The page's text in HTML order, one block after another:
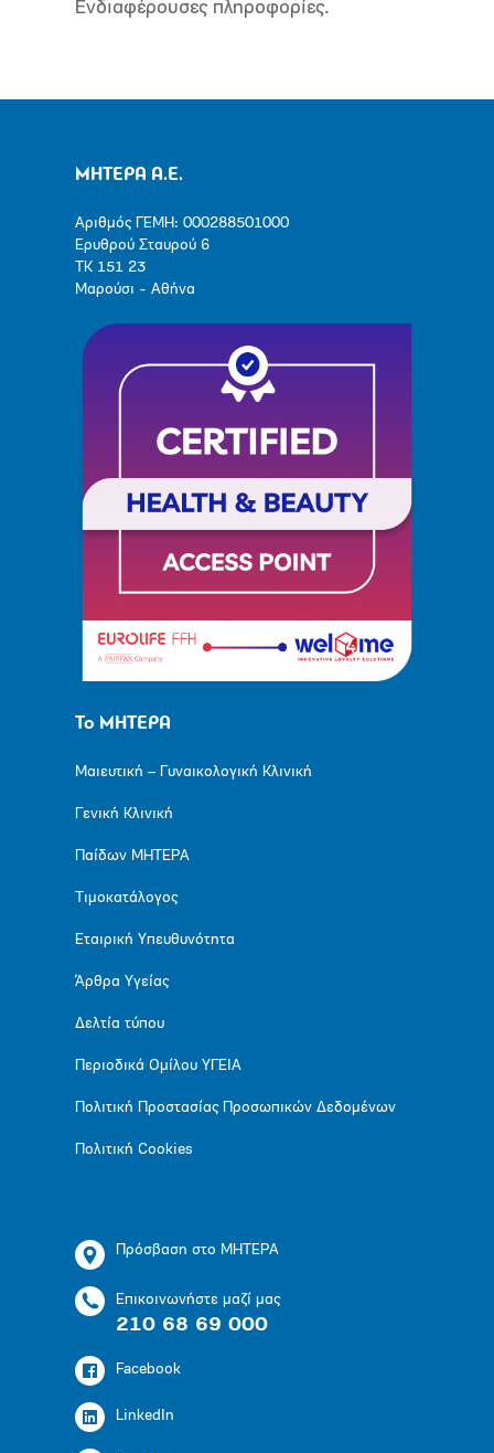
Ενδιαφέρουσες πληροφορίες.
ΜΗΤΕΡΑ Α.Ε.
Αριθμός ΓΕΜΗ: 000288501000
Ερυθρού Σταυρού 6
ΤΚ 151 23
Μαρούσι - Αθήνα
Το ΜΗΤΕΡΑ
Μαιευτική – Γυναικολογική Κλινική
Γενική Κλινική
Παίδων ΜΗΤΕΡΑ
Τιμοκατάλογος
Εταιρική Υπευθυνότητα
Άρθρα Υγείας
Δελτία τύπου
Περιοδικά Ομίλου ΥΓΕΙΑ
Πολιτική Προστασίας Προσωπικών Δεδομένων
Πολιτική Cookies
Πρόσβαση στο ΜΗΤΕΡΑ
Επικοινωνήστε μαζί μας
210 68 69 000
Facebook
LinkedIn